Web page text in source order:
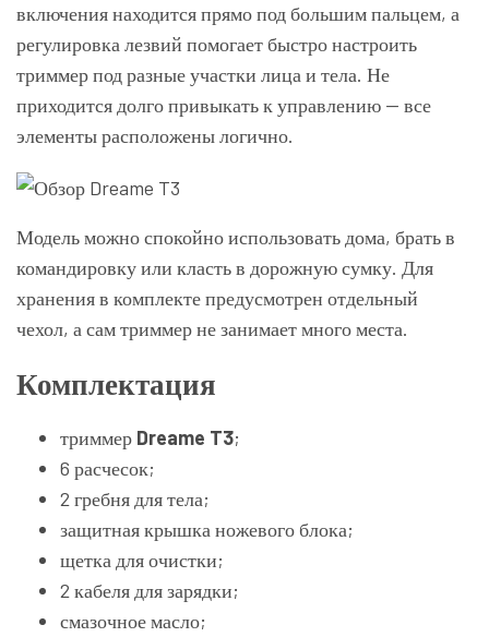
включения находится прямо под большим пальцем, а
регулировка лезвий помогает быстро настроить
триммер под разные участки лица и тела. Не
приходится долго привыкать к управлению — все
элементы расположены логично.
Модель можно спокойно использовать дома, брать в
командировку или класть в дорожную сумку. Для
хранения в комплекте предусмотрен отдельный
чехол, а сам триммер не занимает много места.
Комплектация
триммер Dreame T3;
6 расчесок;
2 гребня для тела;
защитная крышка ножевого блока;
щетка для очистки;
2 кабеля для зарядки;
смазочное масло;